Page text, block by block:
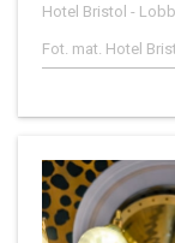
Hotel Bristol -
Fot. mat. Hotel